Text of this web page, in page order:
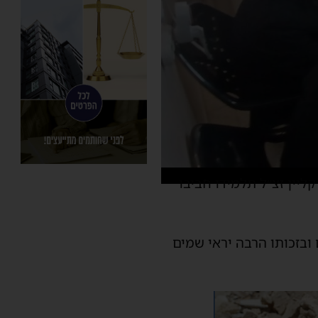
זצ״ל תלמידו חביבו
הרבה יראי שמים